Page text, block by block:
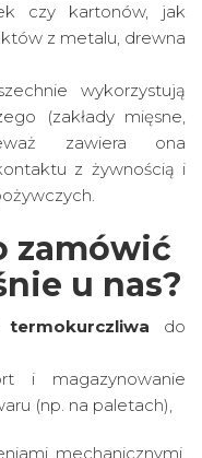
czy kartonów, jak
z metalu, drewna
wykorzystują
(zakłady mięsne,
zawiera ona
z żywnością i
zamówić
u nas?
do
i magazynowanie
(np. na paletach),
mechanicznymi,